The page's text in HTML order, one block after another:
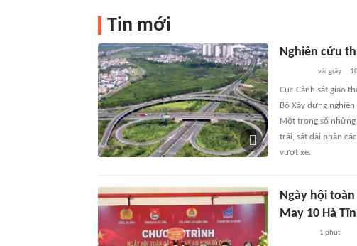
Tin mới
Nghiên cứu
vài giây
Cục Cảnh sát giao
Bộ Xây dựng
Một trong số
trái, sát dải phân
vượt xe.
Ngày hội
May 10 Hà
1 phút